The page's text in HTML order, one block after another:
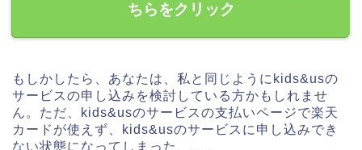
ちらをクリック
もしかしたら、あなたは、私と同じようにkids&usの
サービスの申し込みを検討している方かもしれませ
ん。ただ、kids&usのサービスの支払いページで楽天
カードが使えず、kids&usのサービスに申し込みでき
ない状態になってしまった、、、